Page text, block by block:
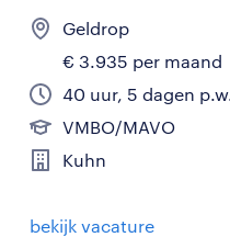
Geldrop
€ 3.935 per maand
40 uur, 5 dagen p.w.
VMBO/MAVO
Kuhn
bekijk vacature